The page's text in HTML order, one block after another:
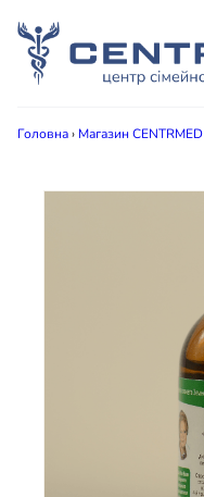
Головна› Магазин CENTRMED